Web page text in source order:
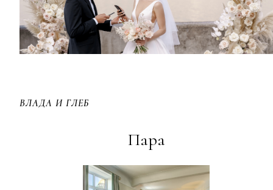
ВЛАДА И ГЛЕБ
Пара